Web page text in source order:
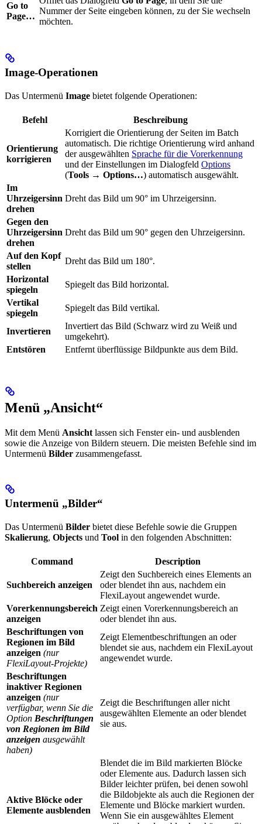
Go to
Page…
Nummer der Seite eingeben können, zu der Sie wechseln
möchten.
Image-Operationen
Das Untermenü Image bietet folgende Operationen:
Befehl Beschreibung
Orientierung
korrigieren
Korrigiert die Orientierung der Seiten im Batch
automatisch. Die richtige Orientierung wird anhand
der ausgewählten Sprache für die Vorerkennung
und der Einstellungen im Dialogfeld Options
(Tools → Options…) automatisch ausgewählt.
Im
Uhrzeigersinn
drehen
Dreht das Bild um 90° im Uhrzeigersinn.
Gegen den
Uhrzeigersinn
drehen
Dreht das Bild um 90° gegen den Uhrzeigersinn.
Auf den Kopf
stellen
Dreht das Bild um 180°.
Horizontal
spiegeln
Spiegelt das Bild horizontal.
Vertikal
spiegeln
Spiegelt das Bild vertikal.
Invertieren
Invertiert das Bild (Schwarz wird zu Weiß und
umgekehrt).
Entstören
Entfernt überflüssige Bildpunkte aus dem Bild.
Menü „Ansicht“
Mit dem Menü Ansicht lassen sich Fenster ein- und ausblenden
sowie die Anzeige von Bildern steuern. Die meisten Befehle sind im
Untermenü Bilder zusammengefasst.
Untermenü „Bilder“
Das Untermenü Bilder bietet diese Befehle sowie die Gruppen
Skalierung, Objects und Tool in den folgenden Abschnitten:
Command Description
Suchbereich anzeigen
Zeigt den Suchbereich eines Elements an
oder blendet ihn aus, nachdem ein
FlexiLayout angewendet wurde.
Vorerkennungsbereich
anzeigen
Zeigt einen Vorerkennungsbereich an
oder blendet ihn aus.
Beschriftungen von
Regionen im Bild
anzeigen (nur
FlexiLayout-Projekte)
Zeigt Elementbeschriftungen an oder
blendet sie aus, nachdem ein FlexiLayout
angewendet wurde.
Beschriftungen
inaktiver Regionen
anzeigen (nur
verfügbar, wenn Sie die
Option Beschriftungen
von Regionen im Bild
anzeigen ausgewählt
haben)
Zeigt die Beschriftungen aller nicht
ausgewählten Elemente an oder blendet
sie aus.
Aktive Blöcke oder
Elemente ausblenden
Blendet die im Bild markierten Blöcke
oder Elemente aus. Dadurch lassen sich
Bilder leichter prüfen, bei denen sowohl
die Bildobjekte als auch die Regionen der
Elemente und Blöcke markiert wurden.
Wenn Sie ein ausgewähltes Element